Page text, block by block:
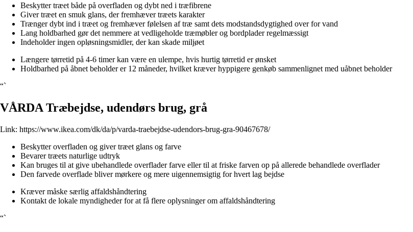
Beskytter træet både på overfladen og dybt ned i træfibrene
Giver træet en smuk glans, der fremhæver træets karakter
Trænger dybt ind i træet og fremhæver følelsen af træ samt dets modstandsdygtighed over for vand
Lang holdbarhed gør det nemmere at vedligeholde træmøbler og bordplader regelmæssigt
Indeholder ingen opløsningsmidler, der kan skade miljøet
Længere tørretid på 4-6 timer kan være en ulempe, hvis hurtig tørretid er ønsket
Holdbarhed på åbnet beholder er 12 måneder, hvilket kræver hyppigere genkøb sammenlignet med uåbnet beholder
“`
VÅRDA Træbejdse, udendørs brug, grå
Link: https://www.ikea.com/dk/da/p/varda-traebejdse-udendors-brug-gra-90467678/
Beskytter overfladen og giver træet glans og farve
Bevarer træets naturlige udtryk
Kan bruges til at give ubehandlede overflader farve eller til at friske farven op på allerede behandlede overflader
Den farvede overflade bliver mørkere og mere uigennemsigtig for hvert lag bejdse
Kræver måske særlig affaldshåndtering
Kontakt de lokale myndigheder for at få flere oplysninger om affaldshåndtering
“`